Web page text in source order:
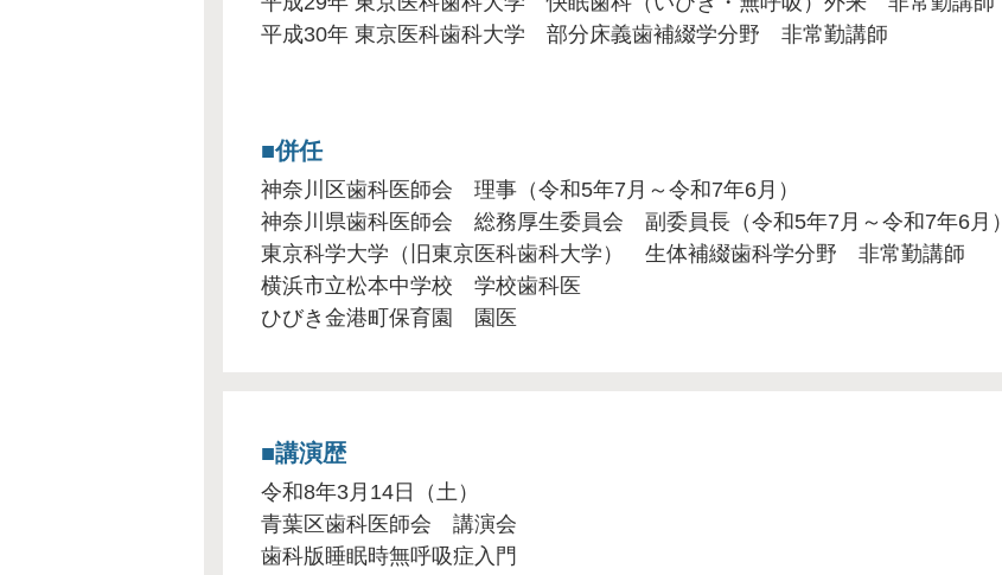
平成30年 東京医科歯科大学 部分床義歯補綴学分野 非常勤講師
併任
神奈川区歯科医師会 理事（令和5年7月～令和7年6月）
神奈川県歯科医師会 総務厚生委員会 副委員長（令和5年7月～令和7年6月）
東京科学大学（旧東京医科歯科大学） 生体補綴歯科学分野 非常勤講師
横浜市立松本中学校 学校歯科医
ひびき金港町保育園 園医
講演歴
令和8年3月14日（土）
青葉区歯科医師会 講演会
歯科版睡眠時無呼吸症入門